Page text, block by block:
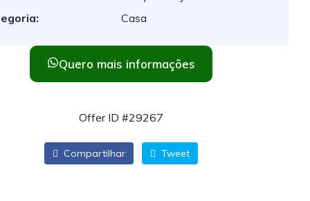
Casa
Quero mais informações
Offer ID #29267
Compartilhar Tweet